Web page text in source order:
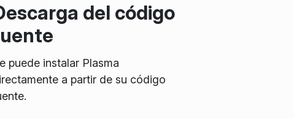
del código
puede instalar Plasma
a partir de su código